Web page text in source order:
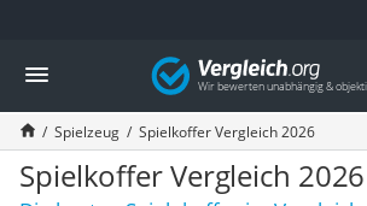
Die beliebtesten Vergleiche nach Kategorie
Kind & Baby
Babyphone mit 2 Kameras
Walkie-Talkie Kinder
Kindermatratzen
Babywippe
Vergleich
Spielzeug Spielkoffer Vergleich 2026
Spielkoffer Vergleich 2026